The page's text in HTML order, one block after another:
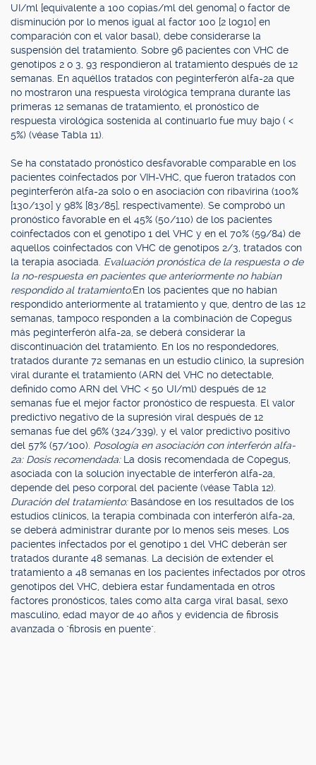
UI/ml [equivalente a 100 copias/ml del genoma] o factor de
disminución por lo menos igual al factor 100 [2 log10] en
comparación con el valor basal), debe considerarse la
suspensión del tratamiento. Sobre 96 pacientes con VHC de
genotipos 2 o 3, 93 respondieron al tratamiento después de 12
semanas. En aquéllos tratados con peginterferón alfa-2a que
no mostraron una respuesta virológica temprana durante las
primeras 12 semanas de tratamiento, el pronóstico de
respuesta virológica sostenida al continuarlo fue muy bajo ( <
5%) (véase Tabla 11).
Se ha constatado pronóstico desfavorable comparable en los
pacientes coinfectados por VIH-VHC, que fueron tratados con
peginterferón alfa-2a solo o en asociación con ribavirina (100%
[130/130] y 98% [83/85], respectivamente). Se comprobó un
pronóstico favorable en el 45% (50/110) de los pacientes
coinfectados con el genotipo 1 del VHC y en el 70% (59/84) de
aquellos coinfectados con VHC de genotipos 2/3, tratados con
la terapia asociada. Evaluación pronóstica de la respuesta o de
la no-respuesta en pacientes que anteriormente no habían
respondido al tratamiento:En los pacientes que no habían
respondido anteriormente al tratamiento y que, dentro de las 12
semanas, tampoco responden a la combinación de Copegus
más peginterferón alfa-2a, se deberá considerar la
discontinuación del tratamiento. En los no respondedores,
tratados durante 72 semanas en un estudio clínico, la supresión
viral durante el tratamiento (ARN del VHC no detectable,
definido como ARN del VHC < 50 UI/ml) después de 12
semanas fue el mejor factor pronóstico de respuesta. El valor
predictivo negativo de la supresión viral después de 12
semanas fue del 96% (324/339), y el valor predictivo positivo
del 57% (57/100). Posología en asociación con interferón alfa-
2a: Dosis recomendada: La dosis recomendada de Copegus,
asociada con la solución inyectable de interferón alfa-2a,
depende del peso corporal del paciente (véase Tabla 12).
Duración del tratamiento: Basándose en los resultados de los
estudios clínicos, la terapia combinada con interferón alfa-2a,
se deberá administrar durante por lo menos seis meses. Los
pacientes infectados por el genotipo 1 del VHC deberán ser
tratados durante 48 semanas. La decisión de extender el
tratamiento a 48 semanas en los pacientes infectados por otros
genotipos del VHC, debiera estar fundamentada en otros
factores pronósticos, tales como alta carga viral basal, sexo
masculino, edad mayor de 40 años y evidencia de fibrosis
avanzada o "fibrosis en puente".